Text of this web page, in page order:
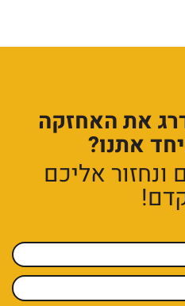
את האחזקה
אתנו?
ונחזור אליכם